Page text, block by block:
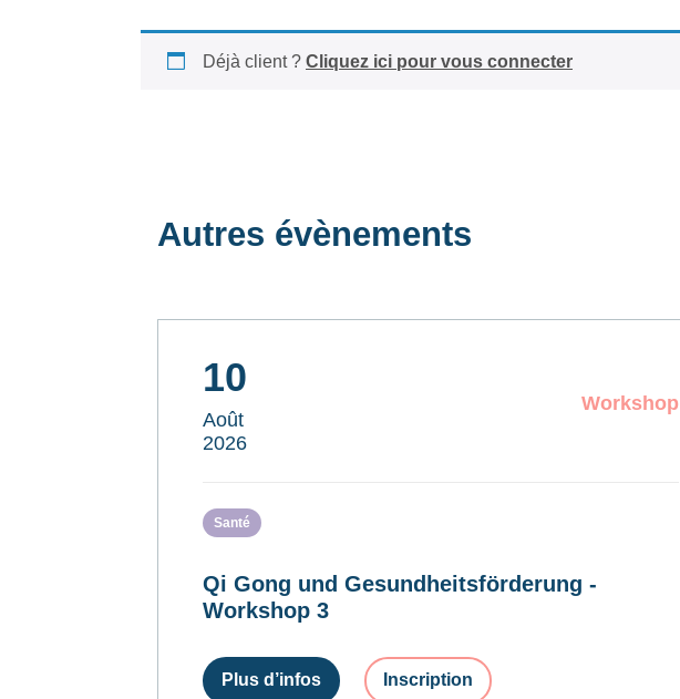
Déjà client ? Cliquez ici pour vous connecter
Autres évènements
10
Août
2026
Workshop
Santé
Qi Gong und Gesundheitsförderung -
Workshop 3
Plus d’infos Inscription